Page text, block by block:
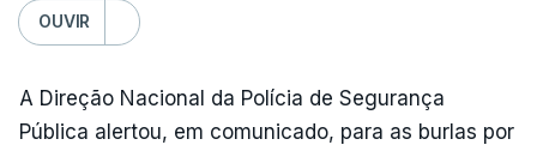
OUVIR
A Direção Nacional da Polícia de Segurança
Pública alertou, em comunicado, para as burlas por